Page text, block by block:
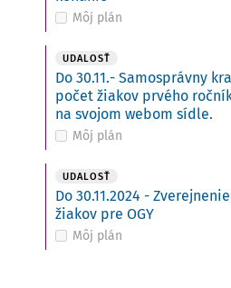
Môj plán
UDALOSŤ
Do 30.11.- Samosprávny
počet žiakov prvého
na svojom webom sídle.
Môj plán
UDALOSŤ
Do 30.11.2024 -
žiakov pre OGY
Môj plán